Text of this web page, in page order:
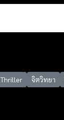
Thriller จิตวิทยา